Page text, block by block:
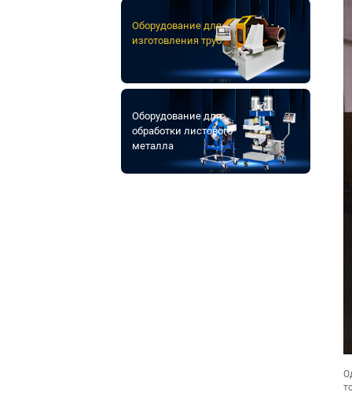
Оборудование для
изготовления труб
Оборудование для
обработки листового
металла